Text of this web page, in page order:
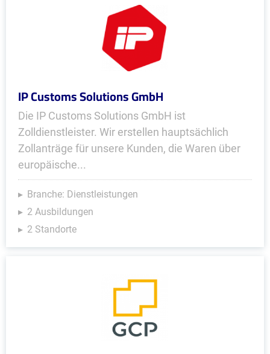
IP Customs Solutions GmbH
Die IP Customs Solutions GmbH ist
Zolldienstleister. Wir erstellen hauptsächlich
Zollanträge für unsere Kunden, die Waren über
europäische...
Branche: Dienstleistungen
2 Ausbildungen
2 Standorte